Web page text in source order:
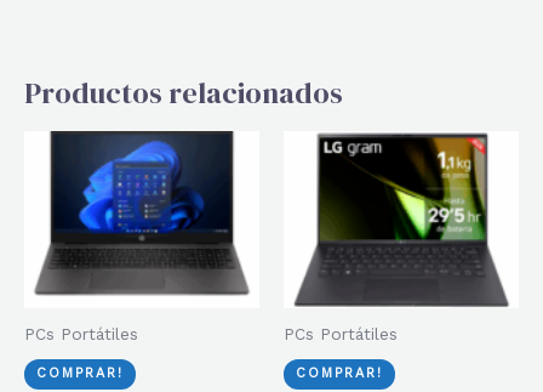
Productos relacionados
PCs Portátiles
COMPRAR!
PCs Portátiles
COMPRAR!